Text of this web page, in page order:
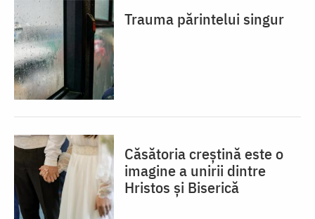
Trauma părintelui singur
Căsătoria creștină este o
imagine a unirii dintre
Hristos și Biserică